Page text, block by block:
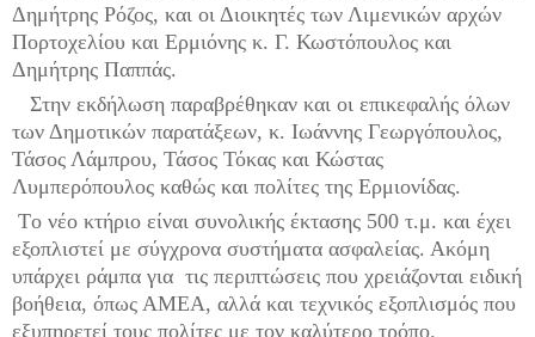
Δημήτρης Ρόζος, και οι Διοικητές των Λιμενικών αρχών
Πορτοχελίου και Ερμιόνης κ. Γ. Κωστόπουλος και
Δημήτρης Παππάς.
Στην εκδήλωση παραβρέθηκαν και οι επικεφαλής όλων
των Δημοτικών παρατάξεων, κ. Ιωάννης Γεωργόπουλος,
Τάσος Λάμπρου, Τάσος Τόκας και Κώστας
Λυμπερόπουλος καθώς και πολίτες της Ερμιονίδας.
Tο νέο κτήριο είναι συνολικής έκτασης 500 τ.μ. και έχει
εξοπλιστεί με σύγχρονα συστήματα ασφαλείας. Ακόμη
υπάρχει ράμπα για τις περιπτώσεις που χρειάζονται ειδική
βοήθεια, όπως ΑΜΕΑ, αλλά και τεχνικός εξοπλισμός που
εξυπηρετεί τους πολίτες με τον καλύτερο τρόπο.